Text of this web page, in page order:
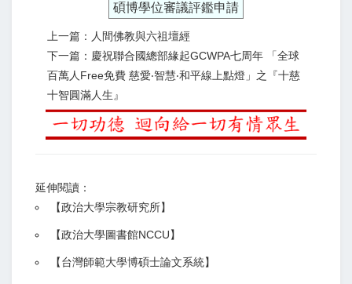
碩博學位審議評鑑申請
上一篇：人間佛教與六祖壇經
下一篇：慶祝聯合國總部緣起GCWPA七周年 「全球
百萬人Free免費 慈愛‧智慧‧和平線上點燈」之『十慈
十智圓滿人生』
延伸閱讀：
【政治大學宗教研究所】
【政治大學圖書館NCCU】
【台灣師範大學博碩士論文系統】